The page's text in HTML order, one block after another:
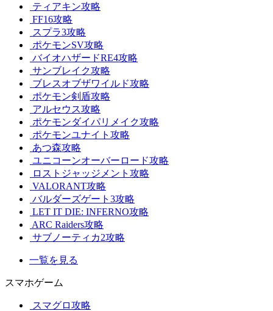
ティアキン攻略
FF16攻略
スプラ3攻略
ポケモンSV攻略
バイオハザードRE4攻略
サンブレイク攻略
ブレスオブザワイルド攻略
ポケモン剣盾攻略
アルセウス攻略
ポケモンダイパリメイク攻略
ポケモンユナイト攻略
あつ森攻略
ユニコーンオーバーロード攻略
ロストジャッジメント攻略
VALORANT攻略
バルダーズゲート3攻略
LET IT DIE: INFERNO攻略
ARC Raiders攻略
サブノーティカ2攻略
一覧を見る
スマホゲーム
スマグロ攻略